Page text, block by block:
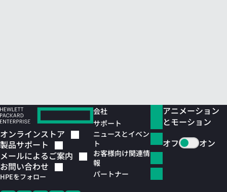
オンラインストア
製品サポート
メールによるご案内
お問い合わせ
HPEをフォロー
会社
サポート
ニュースとイベン
ト
お客様向け関連情
報
パートナー
アニメーション
とモーション
オフ
オン